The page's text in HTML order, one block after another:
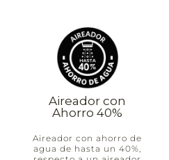
Aireador con
Ahorro 40%
Aireador con ahorro de
agua de hasta un 40%,